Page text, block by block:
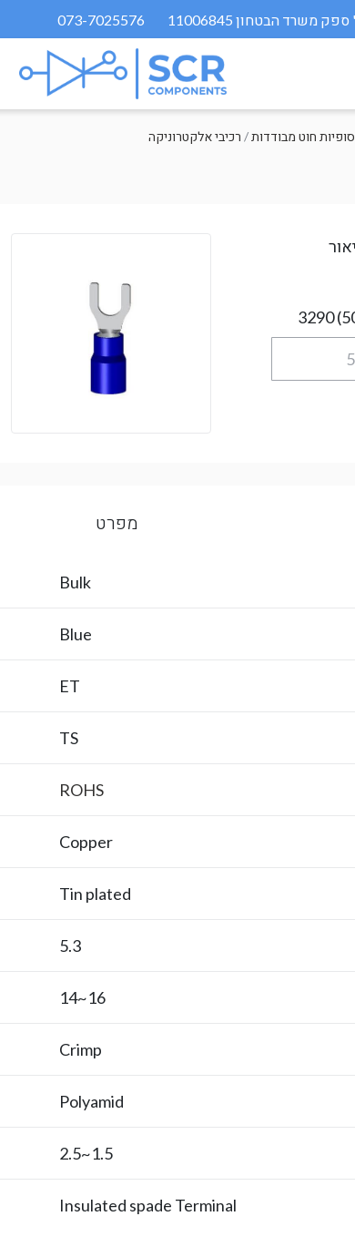
073-7025576
רכיבי אלקטרוניקה /
3290
מפרט
Bulk
Blue
ET
TS
ROHS
Copper
Tin plated
5.3
16~14
Crimp
Polyamid
1.5~2.5
Insulated spade Terminal